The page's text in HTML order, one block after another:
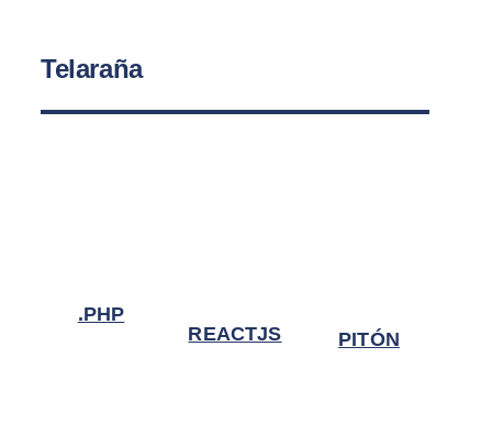
Telaraña
.PHP
PITÓN
REACTJS